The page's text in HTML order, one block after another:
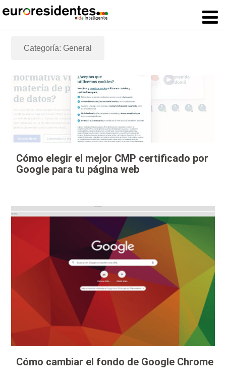
Categoría: General
Cómo elegir el mejor CMP certificado por
Google para tu página web
Cómo cambiar el fondo de Google Chrome